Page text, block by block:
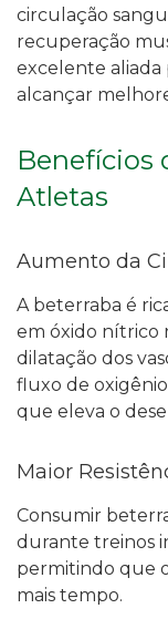
circulação
recuperação
excelente aliada
alcançar
Benefícios
Atletas
Aumento da
A beterraba é
em óxido nítrico
dilatação dos
fluxo de
que eleva o
Maior
Consumir
durante treinos
permitindo que
mais tempo.